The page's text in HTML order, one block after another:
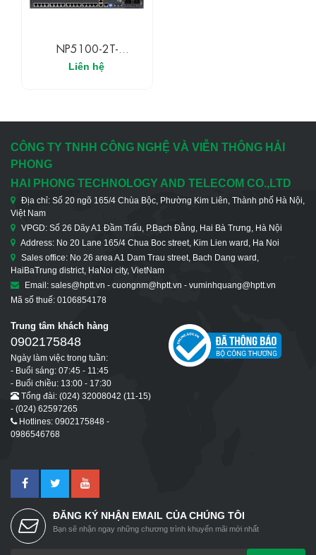
NP5100-2T-
16DI(3IN1)-RJ-OLED
3ONEDATA Bộ Chuyển
Cổng Ethernet
Liên hệ
CÔNG TY TNHH CÔNG NGHỆ VÀ VIỄN THÔNG HẢI
PHONG
HAI PHONG TECHNOLOGY AND TELECOM CO.,LTD
Địa chỉ: Số 20 ngõ 165/4 Chùa Bộc, Phường Kim Liên, Thành phố Hà Nội,
Việt Nam
VPGD: Số 26 Dãy A1 Đầm Trấu, P.Bạch Đằng, Hai Bà Trưng, Hà Nội
Address: No 20 Lane 165/4 Chua Boc street, Kim Lien ward, Ha Noi
Sales office: No 26 area A1 Dam Trau street, Bach Dang ward,
HaiBaTrung district, HaNoi city, VietNam
Email: sales@hptt.vn - cuongnm@hptt.vn - vuminhquang@hptt.vn
Mã số thuế: 0106854178
Trung tâm khách hàng
0902175848
Ngày làm việc trong tuần:
- Buổi sáng: 07:45 - 11:45
- Buổi chiều: 13:00 - 17:30
Tổng đài: (024) 32008042 (11-15)
- (024) 62597265
Hotlines: 0902175848 -
0986546768
ĐĂNG KÝ NHẬN EMAIL CỦA CHÚNG TÔI
Bạn sẽ nhận ngay những chương trình khuyến mãi mới nhất